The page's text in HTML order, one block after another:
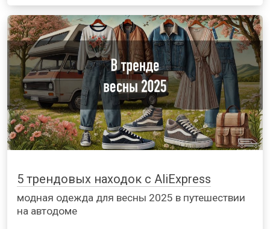
5 трендовых находок с AliExpress
модная одежда для весны 2025 в путешествии
на автодоме